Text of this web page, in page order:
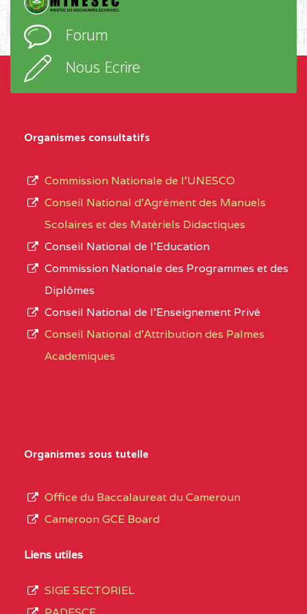
D'ENSEIGNEMENT
PROFESSIONNEL
(CEGEP) STE FOI BP
:4740 YAOUNDE
CENTRE
COLLEGE PANAFRICAIN
DE L'EXCELLENCE BP
CENTRE
COLLEGE PRIVE
CENTRE
COLLEGE PRIVE LAIC
SAINT MICHEL
CENTRE
l’ordre
d’enseignement,
type
L’offre
d’éducation
de
du
de
Forum
Nous Ecrire
Organismes consultatifs
Commission Nationale de l’UNESCO
Conseil National d’Agrément des Manuels
Scolaires et des Matériels Didactiques
Conseil National de l’Education
Commission Nationale des Programmes et des
Diplômes
Conseil National de l’Enseignement Privé
Conseil National d'Attribution des Palmes
Academiques
Organismes sous tutelle
Office du Baccalaureat du Cameroun
Cameroon GCE Board
Liens utiles
SIGE SECTORIEL